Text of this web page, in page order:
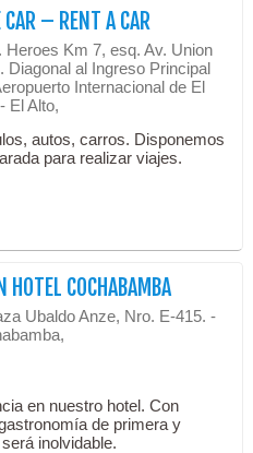
CAR – RENT A CAR
Heroes Km 7, esq. Av. Union
Diagonal al Ingreso Principal
Internacional de El
El Alto,
autos, carros. Disponemos
para realizar viajes.
HOTEL COCHABAMBA
Ubaldo Anze, Nro. E-415. -
en nuestro hotel. Con
de primera y
inolvidable.